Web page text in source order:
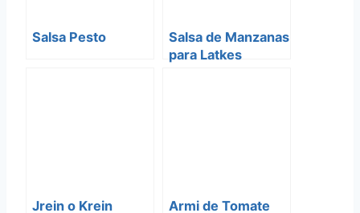
Salsa Pesto
Salsa de Manzanas
para Latkes
Jrein o Krein Armi de Tomate